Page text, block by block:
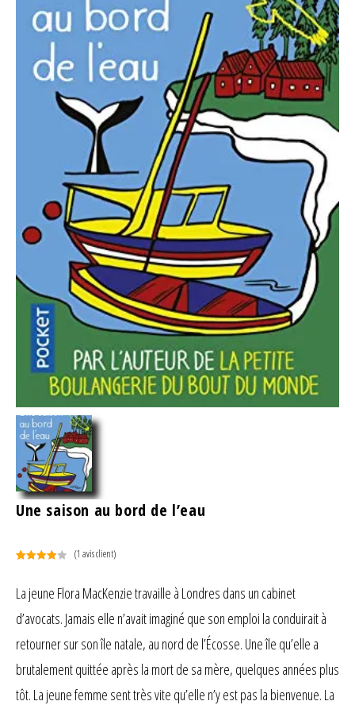
Une saison au bord de l’eau
basé
sur
client
(1 avis client)
La jeune Flora MacKenzie travaille à Londres dans un cabinet
d’avocats. Jamais elle n’avait imaginé que son emploi la conduirait à
retourner sur son île natale, au nord de l’Écosse. Une île qu’elle a
brutalement quittée après la mort de sa mère, quelques années plus
tôt. La jeune femme sent très vite qu’elle n’y est pas la bienvenue. La